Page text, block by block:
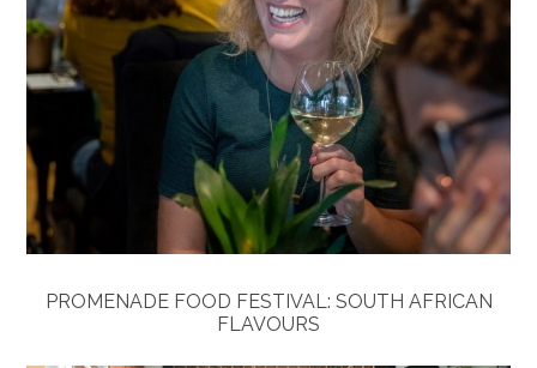
PROMENADE FOOD FESTIVAL: SOUTH AFRICAN
FLAVOURS